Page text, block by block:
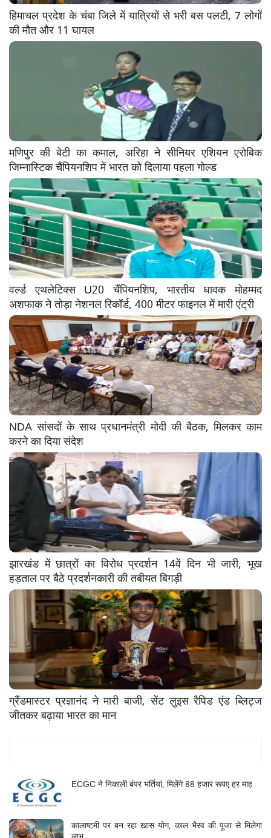
हिमाचल प्रदेश के चंबा जिले में यात्रियों से भरी बस पलटी, 7 लोगों
की मौत और 11 घायल
मणिपुर की बेटी का कमाल, अरिहा ने सीनियर एशियन एरोबिक
जिम्नास्टिक चैंपियनशिप में भारत को दिलाया पहला गोल्ड
वर्ल्ड एथलेटिक्स U20 चैंपियनशिप, भारतीय धावक मोहम्मद
अशफाक ने तोड़ा नेशनल रिकॉर्ड, 400 मीटर फाइनल में मारी एंट्री
NDA सांसदों के साथ प्रधानमंत्री मोदी की बैठक, मिलकर काम
करने का दिया संदेश
झारखंड में छात्रों का विरोध प्रदर्शन 14वें दिन भी जारी, भूख
हड़ताल पर बैठे प्रदर्शनकारी की तबीयत बिगड़ी
ग्रैंडमास्टर प्रज्ञानंद ने मारी बाजी, सेंट लुइस रैपिड एंड ब्लिट्ज
जीतकर बढ़ाया भारत का मान
ECGC ने निकाली बंपर भर्तियां, मिलेंगे 88 हजार रूपए हर माह
कालाष्टमी पर बन रहा खास योग, काल भैरव की पूजा से मिलेगा